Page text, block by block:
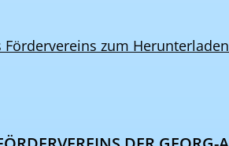
Fördervereins zum